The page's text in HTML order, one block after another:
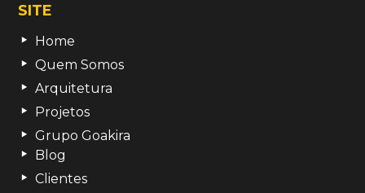
SITE
Home
Quem Somos
Arquitetura
Projetos
Grupo Goakira
Blog
Clientes